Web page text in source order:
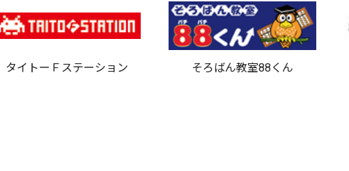
タイトーＦステーション そろばん教室88くん